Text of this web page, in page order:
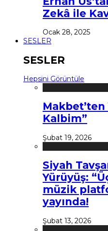
Zekâ ile
Ocak 28, 2025
SESLER
SESLER
Hepsini Görüntüle
Kalbim”
Şubat 19, 2026
Siyah
Yürüyüş:
müzik
yayında!
Şubat 13, 2026